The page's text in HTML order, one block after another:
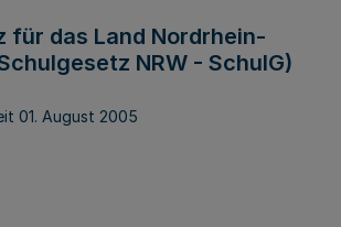
für das Land Nordrhein-
NRW - SchulG)
01. August 2005